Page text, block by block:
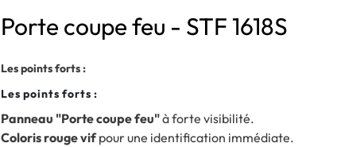
Porte coupe feu - STF 1618S
Les points forts :
Les points forts :
Panneau "Porte coupe feu"à forte visibilité.
Coloris rouge vifpour une identification immédiate.